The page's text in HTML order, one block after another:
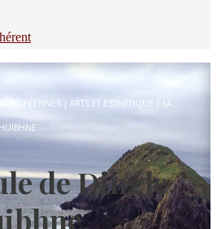
| ARTS ET ESTHÉTIQUE | LA
de Dingle /